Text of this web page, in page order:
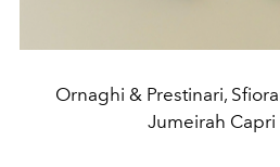
Ornaghi & Prestinari,
Jumeirah Capri